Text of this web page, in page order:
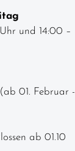
und 14:00 –
01. Februar -
ab 01.10